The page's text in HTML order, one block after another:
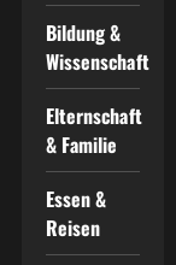
Bildung &
Wissenschaft
Elternschaft
& Familie
Essen &
Reisen